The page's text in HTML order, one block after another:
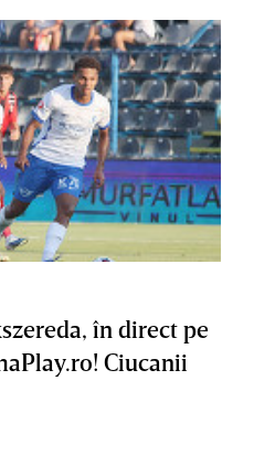
în direct pe
Ciucanii